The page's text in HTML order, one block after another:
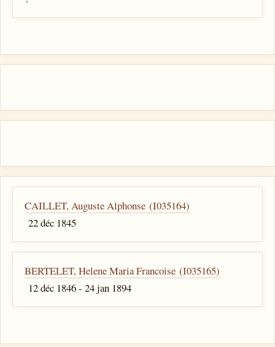
CAILLET, Auguste Alphonse (I035164)
22 déc 1845
BERTELET, Helene Maria Francoise (I035165)
12 déc 1846 - 24 jan 1894